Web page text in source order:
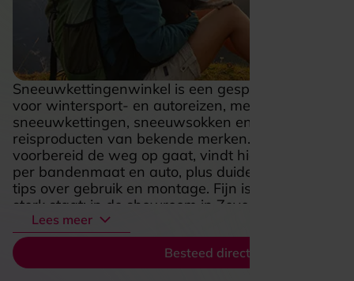
Sneeuwkettingenwinkel is een gespecialiseerde
voor wintersport- en autoreizen, met een breed
sneeuwkettingen, sneeuwsokken en aanverwante
reisproducten van bekende merken. Wie graag
voorbereid de weg op gaat, vindt hier snel
per bandenmaat en auto, plus duidelijke uitleg en
tips over gebruik en montage. Fijn is dat het niet
sterk staat: in de showroom in Zevenhuizen krijg je
persoonlijk advies en kun je een deel van het
van dichtbij bekijken. Dat maakt
handige en vertrouwde plek voor iedereen die
veilig richting sneeuw en bergen wil vertrekken.
Lees meer
Besteed direct